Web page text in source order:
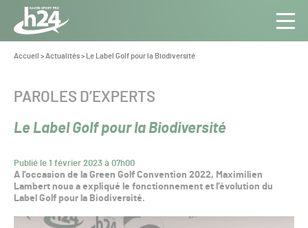
Panneau de gestion des cookies
Aller au contenu
Toute
l’info
Pro
Vous
Accueil >Actualités> Le Label Golf pour la Biodiversité
Le Label Golf pour la Biodiversité
Publié le 1 février 2023 à 07h00
CATÉGORIE :
PAROLES D’EXPERTS
A l’occasion de la Green Golf Convention 2022, Maximilien
Lambert nous a expliqué le fonctionnement et l’évolution du
Label Golf pour la Biodiversité.